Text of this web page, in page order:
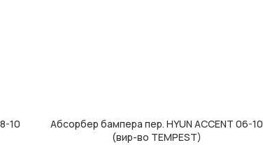
10
ДОДАТИ В КОШИК
Абсорбер бампера пер. HYUN ACCENT 06-10
(вир-во TEMPEST)